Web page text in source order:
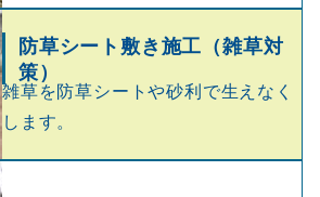
防草シート敷き施工（雑草対
策）
雑草を防草シートや砂利で生えなく
します。